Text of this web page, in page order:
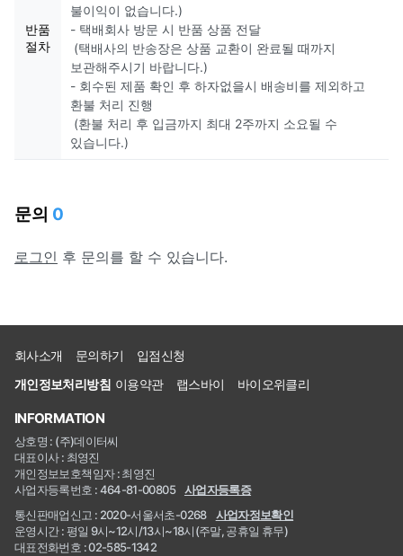
반품
절차
불이익이 없습니다.)
- 택배회사 방문 시 반품 상품 전달
(택배사의 반송장은 상품 교환이 완료될 때까지
보관해주시기 바랍니다.)
- 회수된 제품 확인 후 하자없을시 배송비를 제외하고
환불 처리 진행
(환불 처리 후 입금까지 최대 2주까지 소요될 수
있습니다.)
문의 0
로그인 후 문의를 할 수 있습니다.
회사소개 문의하기
입점신청
개인정보처리방침 이용약관 랩스바이 바이오위클리
INFORMATION
상호명 : (주)데이터씨
대표이사 : 최영진
개인정보보호책임자 : 최영진
사업자등록번호 : 464-81-00805
사업자등록증
통신판매업신고 : 2020-서울서초-0268
사업자정보확인
운영시간 : 평일 9시~12시/13시~18시(주말, 공휴일 휴무)
대표전화번호 : 02-585-1342